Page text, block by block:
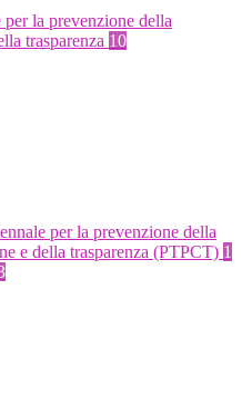
la prevenzione della
trasparenza 10
per la prevenzione della
e della trasparenza (PTPCT) 1